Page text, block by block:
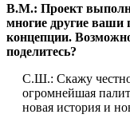
B.M.: Проект
многие другие ваши
концепции.
поделитесь?
С.Ш.: Скажу
огромнейшая
новая история и